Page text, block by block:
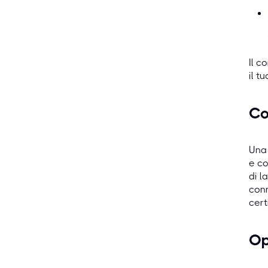
Il
il
e
di